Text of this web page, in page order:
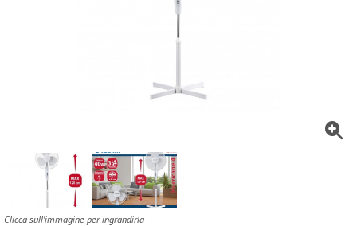
Clicca sull'immagine per ingrandirla